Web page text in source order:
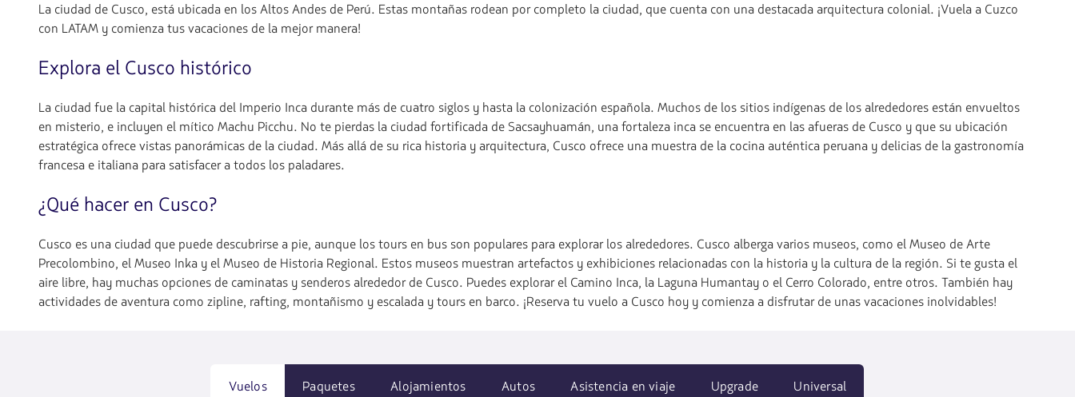
La ciudad de Cusco, está ubicada en los Altos Andes de Perú. Estas montañas rodean por completo la ciudad, que cuenta con una destacada arquitectura colonial. ¡Vuela a Cuzco
con LATAM y comienza tus vacaciones de la mejor manera!
Explora el Cusco histórico
La ciudad fue la capital histórica del Imperio Inca durante más de cuatro siglos y hasta la colonización española. Muchos de los sitios indígenas de los alrededores están envueltos
en misterio, e incluyen el mítico Machu Picchu. No te pierdas la ciudad fortificada de Sacsayhuamán, una fortaleza inca se encuentra en las afueras de Cusco y que su ubicación
estratégica ofrece vistas panorámicas de la ciudad. Más allá de su rica historia y arquitectura, Cusco ofrece una muestra de la cocina auténtica peruana y delicias de la gastronomía
francesa e italiana para satisfacer a todos los paladares.
¿Qué hacer en Cusco?
Cusco es una ciudad que puede descubrirse a pie, aunque los tours en bus son populares para explorar los alrededores. Cusco alberga varios museos, como el Museo de Arte
Precolombino, el Museo Inka y el Museo de Historia Regional. Estos museos muestran artefactos y exhibiciones relacionadas con la historia y la cultura de la región. Si te gusta el
aire libre, hay muchas opciones de caminatas y senderos alrededor de Cusco. Puedes explorar el Camino Inca, la Laguna Humantay o el Cerro Colorado, entre otros. También hay
actividades de aventura como zipline, rafting, montañismo y escalada y tours en barco. ¡Reserva tu vuelo a Cusco hoy y comienza a disfrutar de unas vacaciones inolvidables!
Vuelos Paquetes Alojamientos Autos Asistencia en viaje Upgrade Universal